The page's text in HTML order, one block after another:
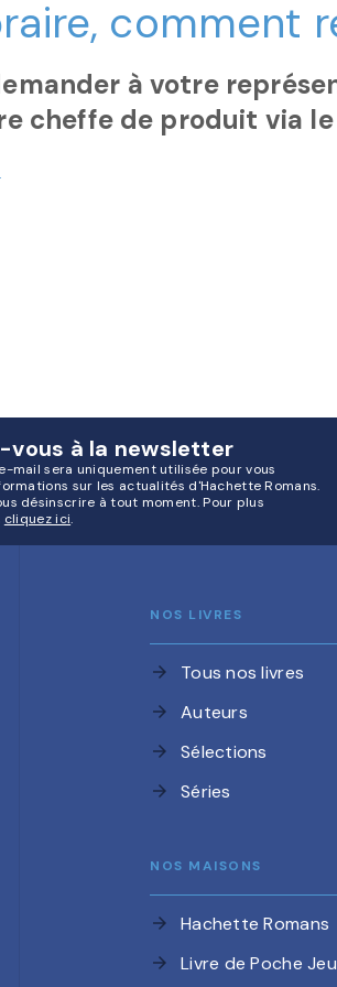
comment
à votre
cheffe de produit via
vous à la newsletter
mail sera uniquement utilisée pour vous
sur les actualités d'Hachette Romans.
désinscrire à tout moment. Pour plus
cliquez ici.
NOS LIVRES
arrow_forward Tous nos livres
arrow_forward Auteurs
arrow_forward Sélections
arrow_forward Séries
NOS MAISONS
arrow_forward Hachette Romans
arrow_forward Livre de Poche